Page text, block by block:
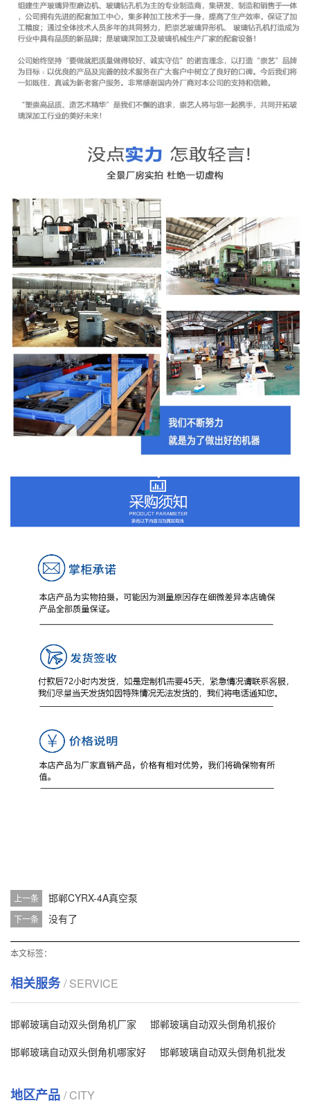
上一条 邯郸CYRX-4A真空泵
下一条 没有了
本文标签：
相关服务/ SERVICE
邯郸玻璃自动双头倒角机厂家
邯郸玻璃自动双头倒角机报价
邯郸玻璃自动双头倒角机哪家好
邯郸玻璃自动双头倒角机批发
地区产品 / CITY